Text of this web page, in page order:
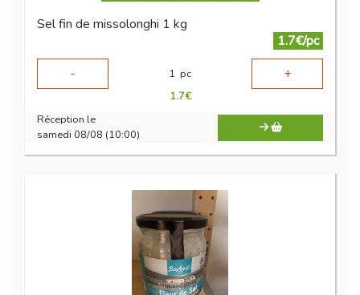
Sel fin de missolonghi 1 kg
1.7€/pc
-
1 pc +
1.7€
Réception le
samedi 08/08 (10:00)